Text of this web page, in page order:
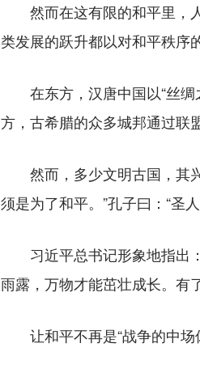
然而在这有限的和平里，人
类发展的跃升都以对和平秩序
在东方，汉唐中国以“丝绸
方，古希腊的众多城邦通过联
然而，多少文明古国，其兴
须是为了和平。”孔子曰：“圣
习近平总书记形象地指出：
雨露，万物才能茁壮成长。有
让和平不再是“战争的中场